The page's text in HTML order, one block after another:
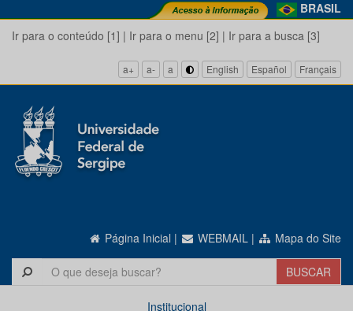
BRASIL
Ir para o conteúdo [1] | Ir para o menu [2] | Ir para a busca [3]
a+ a- a English Español Français
Página Inicial | WEBMAIL | Mapa do Site
Institucional